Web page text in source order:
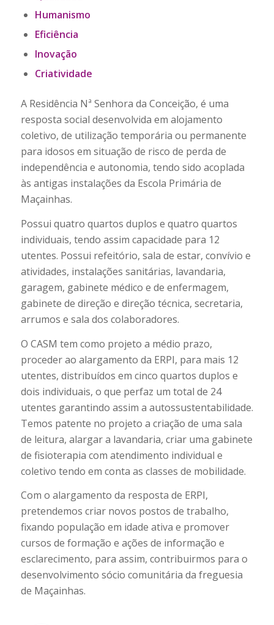
Humanismo
Eficiência
Inovação
Criatividade
A Residência Nª Senhora da Conceição, é uma
resposta social desenvolvida em alojamento
coletivo, de utilização temporária ou permanente
para idosos em situação de risco de perda de
independência e autonomia, tendo sido acoplada
às antigas instalações da Escola Primária de
Maçainhas.
Possui quatro quartos duplos e quatro quartos
individuais, tendo assim capacidade para 12
utentes. Possui refeitório, sala de estar, convívio e
atividades, instalações sanitárias, lavandaria,
garagem, gabinete médico e de enfermagem,
gabinete de direção e direção técnica, secretaria,
arrumos e sala dos colaboradores.
O CASM tem como projeto a médio prazo,
proceder ao alargamento da ERPI, para mais 12
utentes, distribuídos em cinco quartos duplos e
dois individuais, o que perfaz um total de 24
utentes garantindo assim a autossustentabilidade.
Temos patente no projeto a criação de uma sala
de leitura, alargar a lavandaria, criar uma gabinete
de fisioterapia com atendimento individual e
coletivo tendo em conta as classes de mobilidade.
Com o alargamento da resposta de ERPI,
pretendemos criar novos postos de trabalho,
fixando população em idade ativa e promover
cursos de formação e ações de informação e
esclarecimento, para assim, contribuirmos para o
desenvolvimento sócio comunitária da freguesia
de Maçainhas.